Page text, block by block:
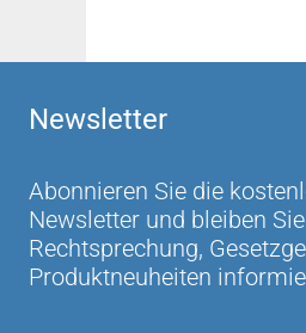
Newsletter
Abonnieren Sie die
Newsletter und bleiben
Rechtsprechung,
Produktneuheiten